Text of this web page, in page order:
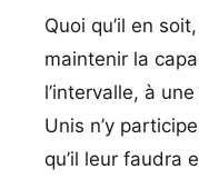
Quoi qu’il en
maintenir la
l’intervalle, à
Unis n’y
qu’il leur faudra